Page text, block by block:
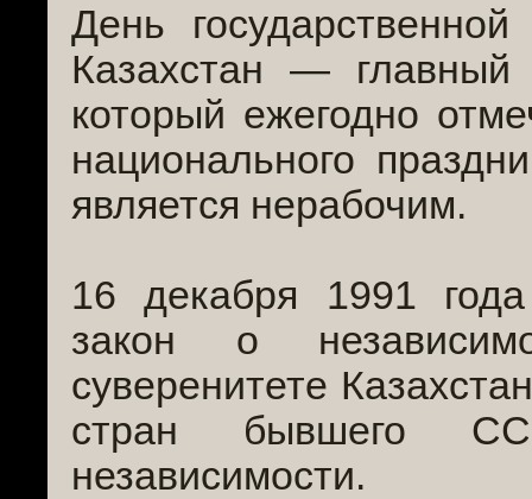
День
Казахстан — главный
который ежегодно
национального
является нерабочим.
16 декабря 1991
закон о
суверенитете
стран бывшего
независимости.